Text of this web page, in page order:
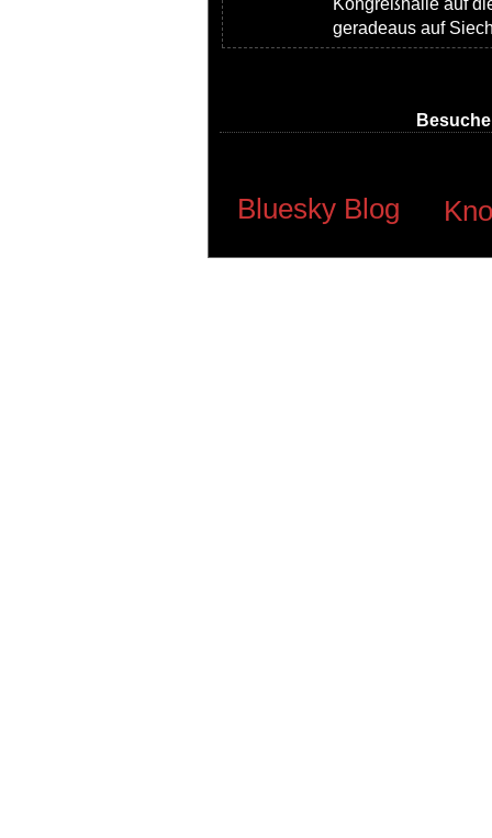
geradeaus auf
Bluesky Blog